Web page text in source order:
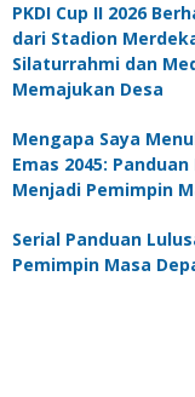
PKDI Cup II 2026
dari Stadion
Silaturrahmi dan
Memajukan Desa
Mengapa Saya
Emas 2045:
Menjadi Pemimpin
Serial Panduan
Pemimpin Masa